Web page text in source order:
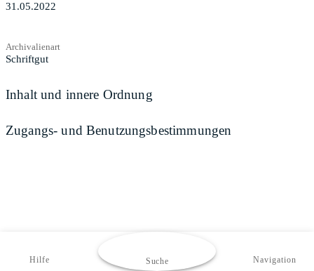
31.05.2022
Archivalienart
Schriftgut
Inhalt und innere Ordnung
Zugangs- und Benutzungsbestimmungen
Hilfe Suche Navigation